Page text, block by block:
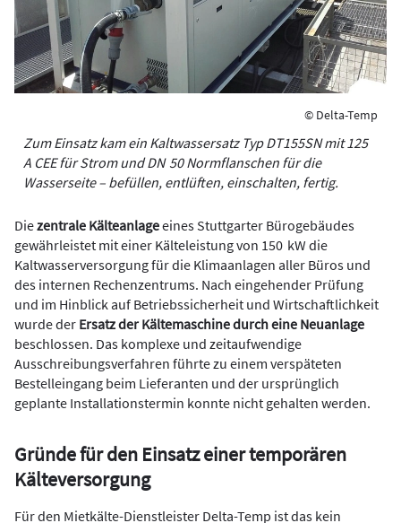
© Delta-­Temp
Zum Einsatz kam ein Kaltwassersatz Typ DT155SN mit 125
A CEE für Strom und DN 50 Normflanschen für die
Wasserseite – befüllen, entlüften, einschalten, fertig.
Diezentrale Kälteanlageeines Stuttgarter Bürogebäudes
gewährleistet mit einer Kälteleistung von 150 kW die
Kaltwasserversorgung für die Klimaanlagen aller Büros und
des internen Rechenzentrums. Nach eingehender Prüfung
und im Hinblick auf Betriebssicherheit und Wirtschaftlichkeit
wurde der Ersatz der Kältemaschine durch eine Neuanlage
beschlossen. Das komplexe und zeitaufwendige
Ausschreibungsverfahren führte zu einem verspäteten
Bestelleingang beim Lieferanten und der ursprünglich
geplante Installationstermin konnte nicht gehalten werden.
Gründe für den Einsatz einer temporären
Kälteversorgung
Für den Mietkälte-Dienstleister Delta-Temp ist das kein